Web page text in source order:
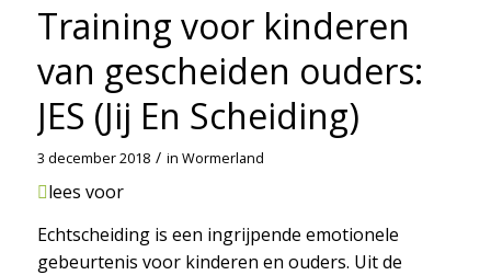
Training voor kinderen
van gescheiden ouders:
JES (Jij En Scheiding)
3 december 2018 / in Wormerland
lees voor
Echtscheiding is een ingrijpende emotionele
gebeurtenis voor kinderen en ouders. Uit de